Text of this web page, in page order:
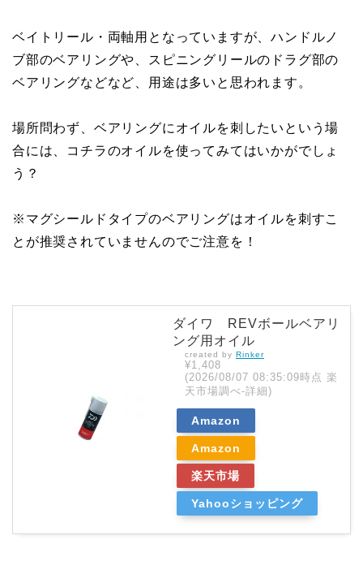
ベイトリール・両軸用となっていますが、ハンドルノ
ブ部のベアリングや、スピニングリールのドラグ部の
ベアリングなどなど、用途は多いと思われます。
場所問わず、ベアリングにオイルを刺したいという場
合には、コチラのオイルを使ってみてはいかがでしょ
う？
※マグシールドタイプのベアリングはオイルを刺すこ
とが推奨されていませんのでご注意を！
ダイワ REVボールベアリ
ング用オイル
created by Rinker
¥1,408
(2026/08/07 08:35:09時点 楽
天市場調べ-詳細)
Amazon
Amazon
楽天市場
Yahooショッピング